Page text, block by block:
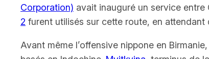
Corporation) avait inauguré un service
2 furent utilisés sur cette route, en attendant
Avant même l’offensive nippone en